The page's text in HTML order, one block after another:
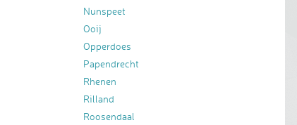
Nunspeet
Ooij
Opperdoes
Papendrecht
Rhenen
Rilland
Roosendaal